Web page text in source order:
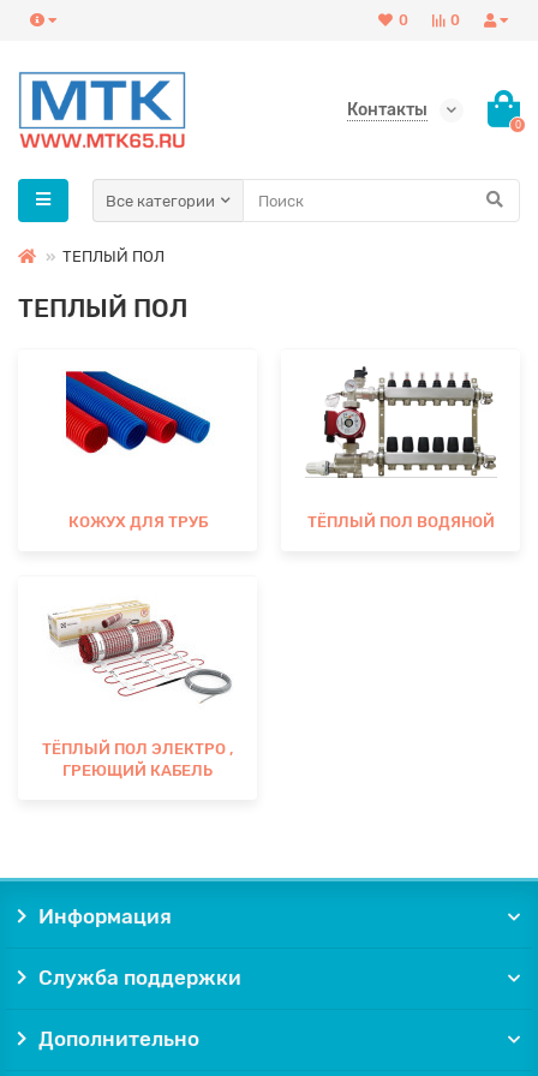
0
0
Контакты
0
Все категории
ТЕПЛЫЙ ПОЛ
ТЕПЛЫЙ ПОЛ
КОЖУХ ДЛЯ ТРУБ ТЁПЛЫЙ ПОЛ ВОДЯНОЙ
ТЁПЛЫЙ ПОЛ ЭЛЕКТРО ,
ГРЕЮЩИЙ КАБЕЛЬ
Информация
Служба поддержки
Дополнительно